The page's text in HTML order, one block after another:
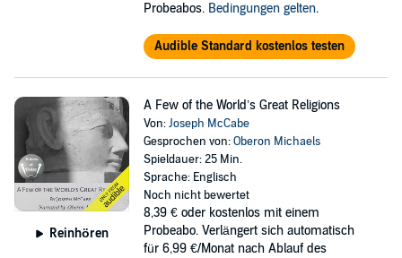
Probeabos. Bedingungen gelten.
Audible Standard kostenlos testen
Reinhören
A Few of the World’s Great Religions
Von:Joseph McCabe
Gesprochen von:Oberon Michaels
Spieldauer: 25 Min.
Sprache: Englisch
Noch nicht bewertet
8,39 € oder kostenlos mit einem
Probeabo. Verlängert sich automatisch
für 6,99 €/Monat nach Ablauf des